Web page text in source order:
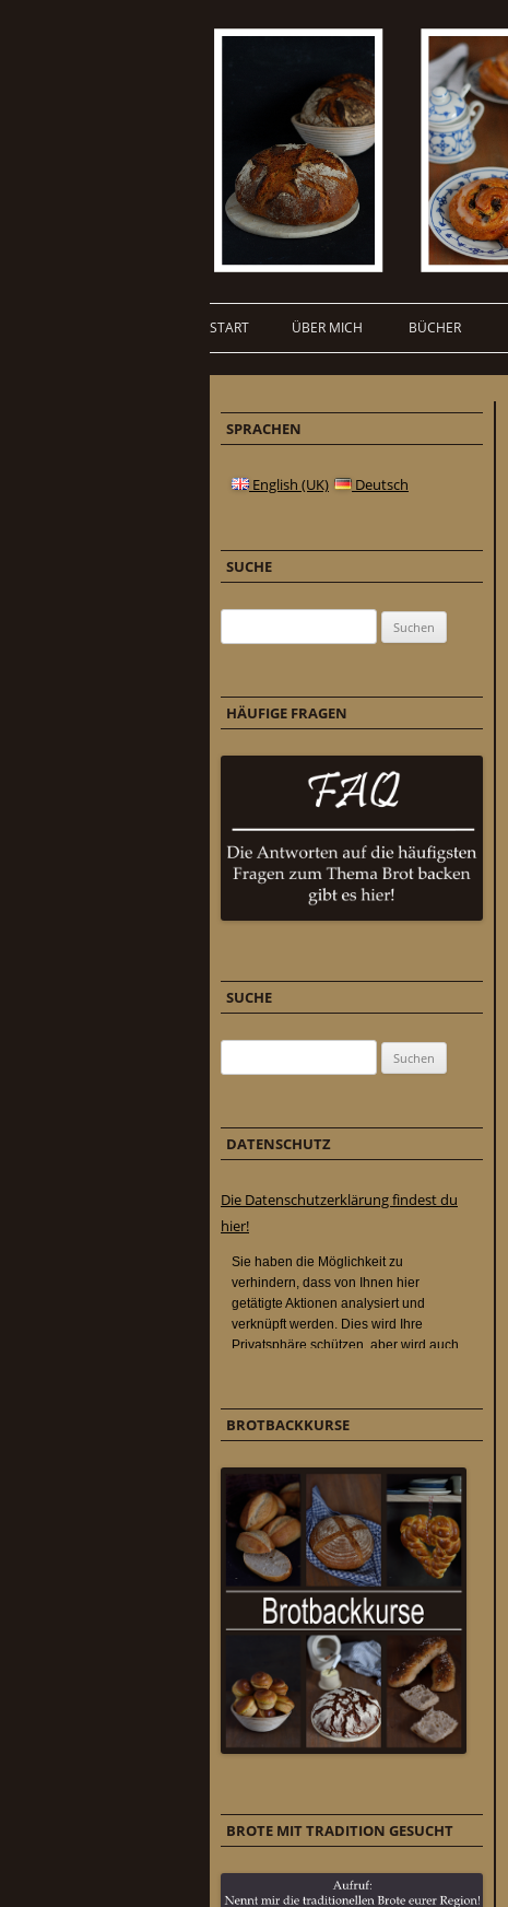
START ÜBER MICH BÜCHER
SPRACHEN
English (UK) Deutsch
SUCHE
HÄUFIGE FRAGEN
SUCHE
DATENSCHUTZ
Die Datenschutzerklärung findest du
hier!
BROTBACKKURSE
BROTE MIT TRADITION GESUCHT